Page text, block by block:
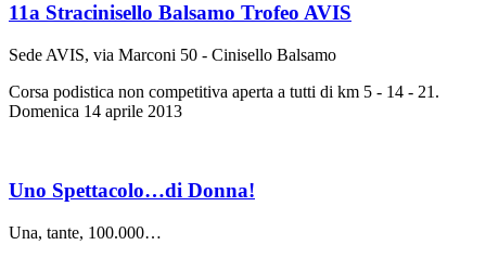
11a Stracinisello Balsamo Trofeo AVIS
Sede AVIS, via Marconi 50 - Cinisello Balsamo
Corsa podistica non competitiva aperta a tutti di km 5 - 14 - 21.
Domenica 14 aprile 2013
Uno Spettacolo…di Donna!
Una, tante, 100.000…